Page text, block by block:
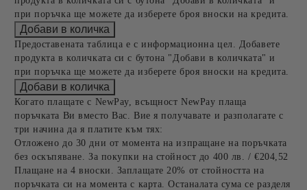
при поръчка ще можете да изберете броя вноски на кредита.
Предоставената таблица е с информационна цел. Добавете
продукта в количката си с бутона "Добави в количката" и
при поръчка ще можете да изберете броя вноски на кредита.
Когато плащате с NewPay, всъщност NewPay плаща
поръчката Ви вместо Вас. Вие я получавате и разполагате с
три начина да я платите към тях:
Отложено до 30 дни от момента на изпращане на поръчката
без оскъпяване. За покупки на стойност до 400 лв. / €204,52
Плащане на 4 вноски. Заплащате 20% от стойността на
поръчката си на момента с карта. Останалата сума се разделя